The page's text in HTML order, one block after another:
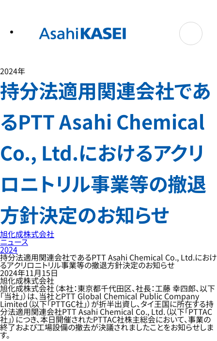
2024年
持分法適用関連会社であ
るPTT Asahi Chemical
Co., Ltd.におけるアクリ
ロニトリル事業等の撤退
方針決定のお知らせ
旭化成株式会社
ニュース
2024
持分法適用関連会社であるPTT Asahi Chemical Co., Ltd.におけ
るアクリロニトリル事業等の撤退方針決定のお知らせ
2024年11月15日
旭化成株式会社
旭化成株式会社（本社：東京都千代田区、社長：工藤 幸四郎、以下
「当社」）は、当社とPTT Global Chemical Public Company
Limited（以下「PTTGC社」）が折半出資し、タイ王国に所在する持
分法適用関連会社PTT Asahi Chemical Co., Ltd.（以下「PTTAC
社」）につき、本日開催されたPTTAC社株主総会において、事業の
終了および工場設備の撤去が決議されましたことをお知らせしま
す。